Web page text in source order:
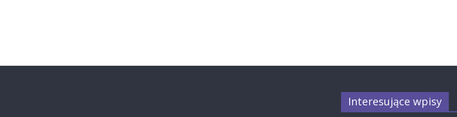
Interesujące wpisy